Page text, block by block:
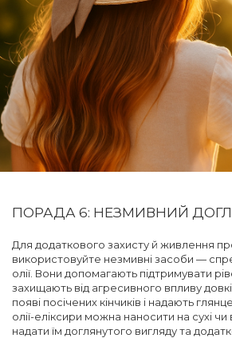
ПОРАДА 6: НЕЗМИВНИЙ
Для додаткового захисту й живлення
використовуйте незмивні засоби —
олії. Вони допомагають підтримувати
захищають від агресивного впливу
появі посічених кінчиків і надають
олії-еліксири можна наносити на сухі чи
надати їм доглянутого вигляду та